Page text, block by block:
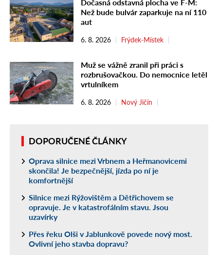
Dočasná odstavná plocha ve F-M:
Než bude bulvár zaparkuje na ní 110
aut
6. 8. 2026 Frýdek-Místek
Muž se vážně zranil při práci s
rozbrušovačkou. Do nemocnice letěl
vrtulníkem
6. 8. 2026 Nový Jičín
DOPORUČENÉ ČLÁNKY
Oprava silnice mezi Vrbnem a Heřmanovicemi
skončila! Je bezpečnější, jízda po ní je
komfortnější
Silnice mezi Rýžovištěm a Dětřichovem se
opravuje. Je v katastrofálním stavu. Jsou
uzavírky
Přes řeku Olši v Jablunkově povede nový most.
Ovlivní jeho stavba dopravu?